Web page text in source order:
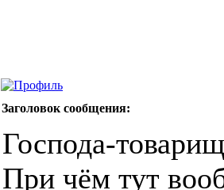
Заголовок сообщения:
Господа-
При чём тут